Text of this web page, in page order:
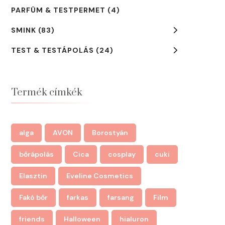
PARFÜM & TESTPERMET (4)
SMINK (83)
TEST & TESTÁPOLÁS (24)
Termék címkék
alga AVON Borostyán
bőrápolás Cica cosplay cuki
Elasztin Eveline Cosmetics
Fakó bőr farkas farsang Film
friends Halloween hialuron